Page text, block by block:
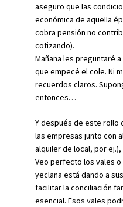
aseguro que las
económica de aquella
cobra pensión no
cotizando).
Mañana les preguntaré
que empecé el cole. Ni
recuerdos claros.
entonces…
Y después de este rollo
las empresas junto con
alquiler de local, por
Veo perfecto los vales
yeclana está dando a
facilitar la conciliación
esencial. Esos vales